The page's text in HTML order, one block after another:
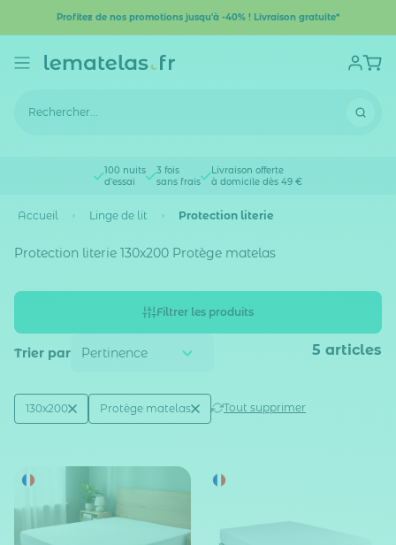
Profitez de nos promotions jusqu'à -40% ! Livraison gratuite*
100 nuits
d'essai
3 fois
sans frais
Livraison offerte
à domicile dès 49 €
Accueil Linge de lit Protection literie
Protection literie 130x200 Protège matelas
Filtrer les produits
Trier par 5 articles
Active filtering (2)
Taille matelas (en cm)
130x200 Type d'accessoires
Protège matelas Tout supprimer